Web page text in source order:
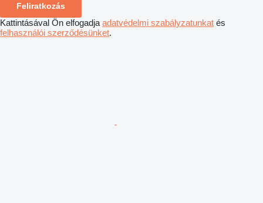
Feliratkozás
Kattintásával Ön elfogadja adatvédelmi szabályzatunkat és
felhasználói szerződésünket.